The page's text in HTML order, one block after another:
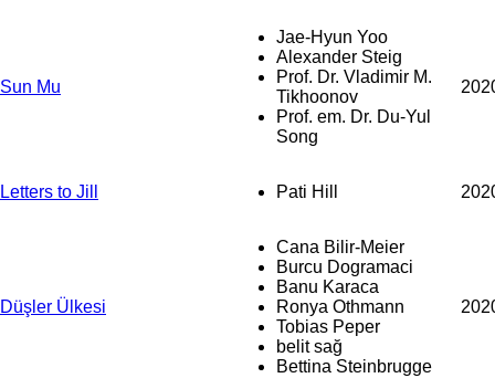
Sun Mu
Jae-Hyun Yoo
Alexander Steig
Prof. Dr. Vladimir M.
Tikhoonov
Prof. em. Dr. Du-Yul
Song
Letters to Jill Pati Hill
Düşler Ülkesi
Cana Bilir-Meier
Burcu Dogramaci
Banu Karaca
Ronya Othmann
Tobias Peper
belit sağ
Bettina Steinbrugge